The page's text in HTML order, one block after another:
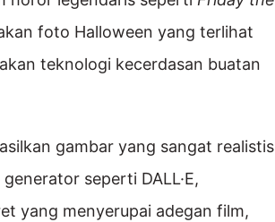
foto Halloween yang terlihat
teknologi kecerdasan buatan
gambar yang sangat realistis
seperti DALL·E,
yang menyerupai adegan film,